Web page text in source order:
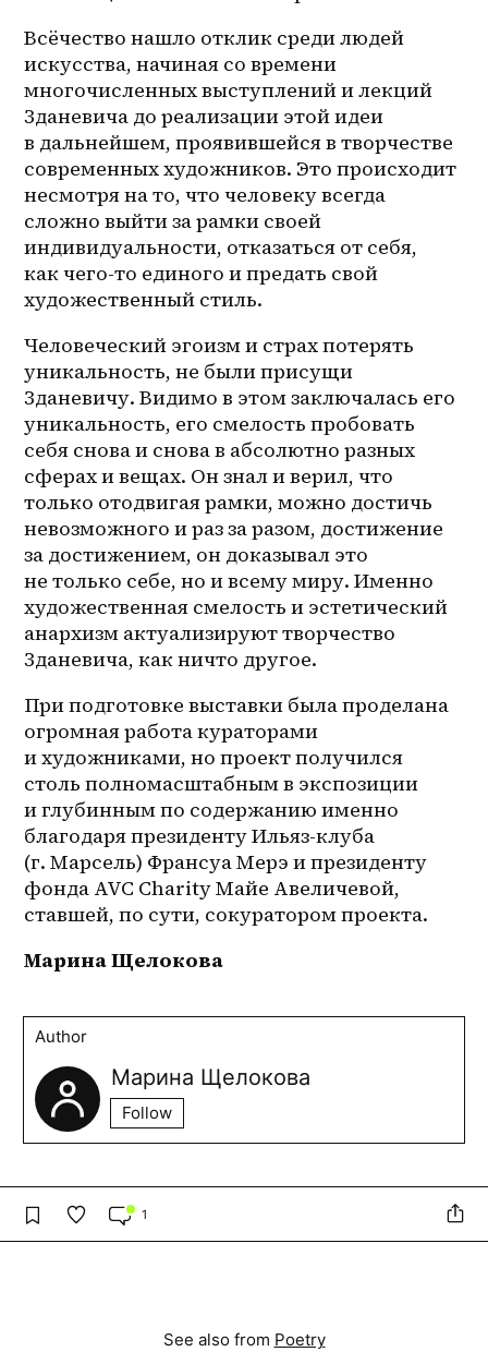
Всёчество нашло отклик среди людей
искусства, начиная со времени
многочисленных выступлений и лекций
Зданевича до реализации этой идеи
в дальнейшем, проявившейся в творчестве
современных художников. Это происходит
несмотря на то, что человеку всегда
сложно выйти за рамки своей
индивидуальности, отказаться от себя,
как чего-то единого и предать свой
художественный стиль.
Человеческий эгоизм и страх потерять
уникальность, не были присущи
Зданевичу. Видимо в этом заключалась его
уникальность, его смелость пробовать
себя снова и снова в абсолютно разных
сферах и вещах. Он знал и верил, что
только отодвигая рамки, можно достичь
невозможного и раз за разом, достижение
за достижением, он доказывал это
не только себе, но и всему миру. Именно
художественная смелость и эстетический
анархизм актуализируют творчество
Зданевича, как ничто другое.
При подготовке выставки была проделана
огромная работа кураторами
и художниками, но проект получился
столь полномасштабным в экспозиции
и глубинным по содержанию именно
благодаря президенту Ильяз-клуба
(г. Марсель) Франсуа Мерэ и президенту
фонда AVC Charity Майе Авеличевой,
ставшей, по сути, сокуратором проекта.
Марина Щелокова
Author
Марина Щелокова
Follow
1
See also from Poetry